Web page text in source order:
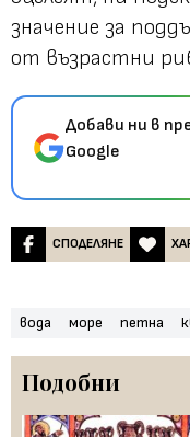
значение за
от възрастни
Добави ни в
Google
СПОДЕЛЯНЕ
вода море петна
Подобни